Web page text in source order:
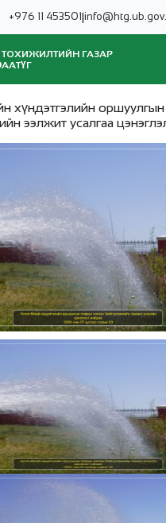
+976 11 453501|
ТОХИЖИЛТИЙН ГАЗАР
хүндэтгэлийн
ээлжит усалгаа